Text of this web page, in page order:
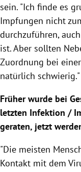
sein. "Ich finde es
Impfungen nicht
durchzuführen,
ist. Aber sollten
Zuordnung bei
natürlich schwierig."
Früher wurde bei
letzten Infektion /
geraten, jetzt
"Die meisten
Kontakt mit dem